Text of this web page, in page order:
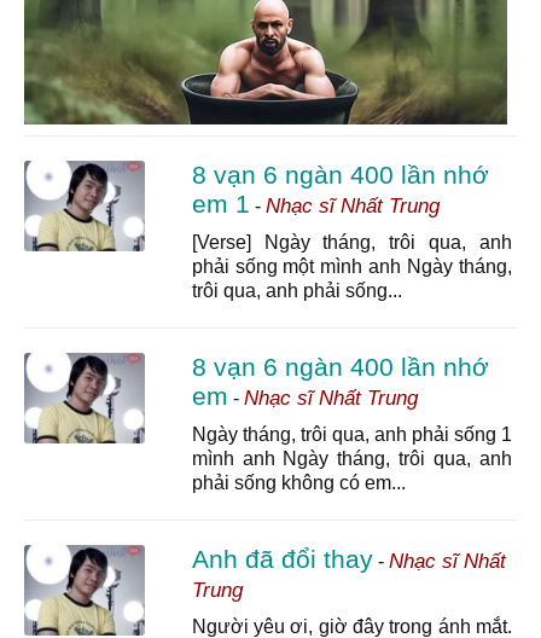
8 vạn 6 ngàn 400 lần nhớ
em 1 - Nhạc sĩ Nhất Trung
[Verse] Ngày tháng, trôi qua, anh
phải sống một mình anh Ngày tháng,
trôi qua, anh phải sống...
8 vạn 6 ngàn 400 lần nhớ
em - Nhạc sĩ Nhất Trung
Ngày tháng, trôi qua, anh phải sống 1
mình anh Ngày tháng, trôi qua, anh
phải sống không có em...
Anh đã đổi thay- Nhạc sĩ Nhất
Trung
Người yêu ơi, giờ đây trong ánh mắt.